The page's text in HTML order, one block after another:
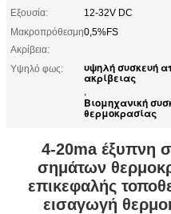
Εξουσία:
12-32V DC
Μακροπρόθεσμη
Ακρίβεια:
0,5%FS
Υψηλό φως: υψηλή συσκευή
ακρίβειας
,
Βιομηχανική
θερμοκρασίας
4-20ma έξυπνη
σημάτων
επικεφαλής
εισαγωγή